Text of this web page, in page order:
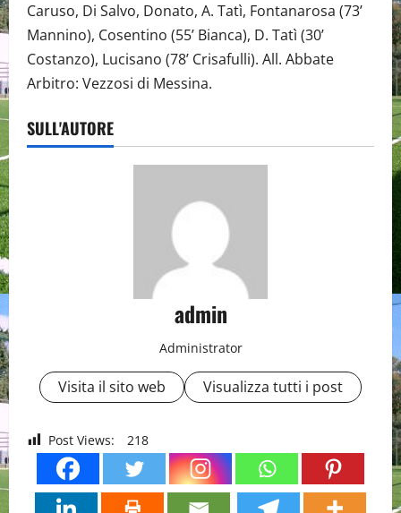
Caruso, Di Salvo, Donato, A. Tatì, Fontanarosa (73’
Mannino), Cosentino (55’ Bianca), D. Tatì (30’
Costanzo), Lucisano (78’ Crisafulli). All. Abbate
Arbitro: Vezzosi di Messina.
SULL'AUTORE
admin
Administrator
Visita il sito web Visualizza tutti i post
Post Views: 218